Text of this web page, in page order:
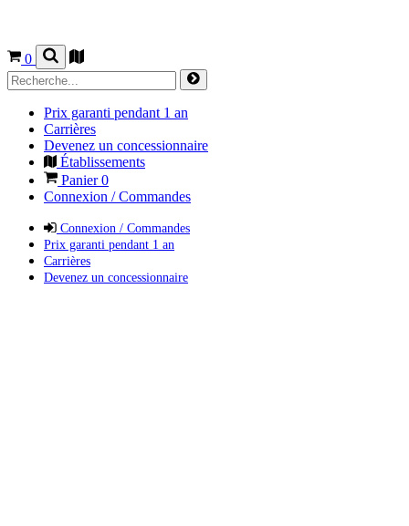
0
Prix garanti pendant 1 an
Carrières
Devenez un concessionnaire
Établissements
Panier0
Connexion / Commandes
Connexion / Commandes
Prix garanti pendant 1 an
Carrières
Devenez un concessionnaire